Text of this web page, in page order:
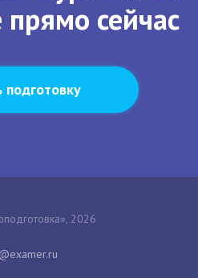
прямо сейчас
подготовку
2026